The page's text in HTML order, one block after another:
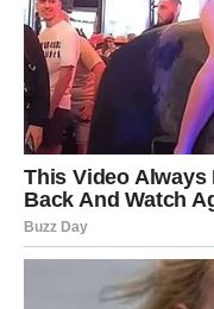
Osjećate da vam
Rutina vas polako
Šta se zaista
Vrijeme je da izađete
Život vas